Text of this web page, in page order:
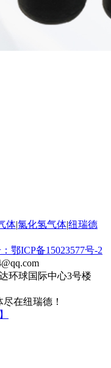
体|氯化氢气体|纽瑞德
鄂ICP备15023577号-2
环球国际中心3号楼
在纽瑞德！